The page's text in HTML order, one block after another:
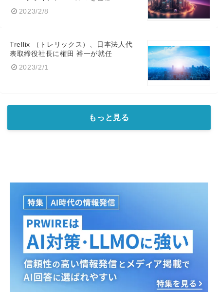
2023/2/8
Trellix （トレリックス）、日本法人代
表取締役社長に権田 裕一が就任
2023/2/1
もっと見る